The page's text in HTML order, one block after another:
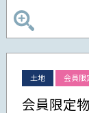
土地 会員限
会員限定